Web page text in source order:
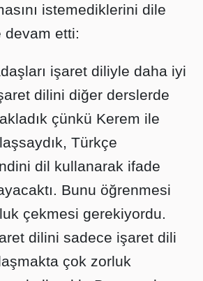
istemediklerini dile
devam etti:
işaret diliyle daha iyi
dilini diğer derslerde
çünkü Kerem ile
Türkçe
dil kullanarak ifade
Bunu öğrenmesi
çekmesi gerekiyordu.
dilini sadece işaret dili
çok zorluk